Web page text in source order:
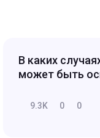
В каких
может быть
9.3K 0 0